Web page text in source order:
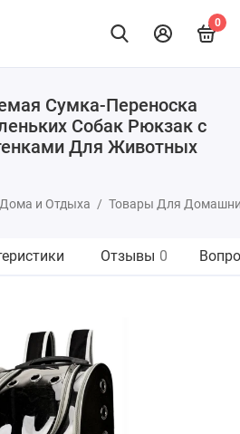
0
Сумка-Переноска
Собак Рюкзак с
Для Животных
и Отдыха Товары Для
Отзывы 0